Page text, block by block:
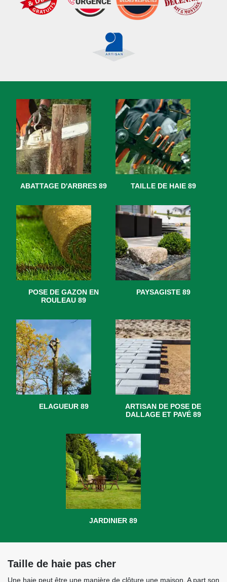
ABATTAGE D'ARBRES 89 TAILLE DE HAIE 89
POSE DE GAZON EN
ROULEAU 89
PAYSAGISTE 89
ELAGUEUR 89
ARTISAN DE POSE DE
DALLAGE ET PAVÉ 89
JARDINIER 89
Taille de haie pas cher
Une haie peut être une manière de clôture une maison. A part son